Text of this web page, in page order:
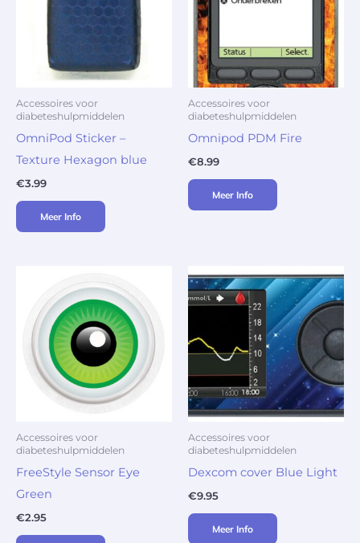
Accessoires voor
diabeteshulpmiddelen
OmniPod Sticker –
Texture Hexagon blue
€3.99
Meer Info
Accessoires voor
diabeteshulpmiddelen
Omnipod PDM Fire
€8.99
Meer Info
Accessoires voor
diabeteshulpmiddelen
FreeStyle Sensor Eye
Green
€2.95
Accessoires voor
diabeteshulpmiddelen
Dexcom cover Blue Light
€9.95
Meer Info